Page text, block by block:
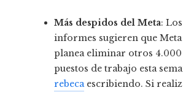
Más despidos del Meta: Los
informes sugieren que Meta
planea eliminar otros 4.000
puestos de trabajo esta
rebecaescribiendo. Si